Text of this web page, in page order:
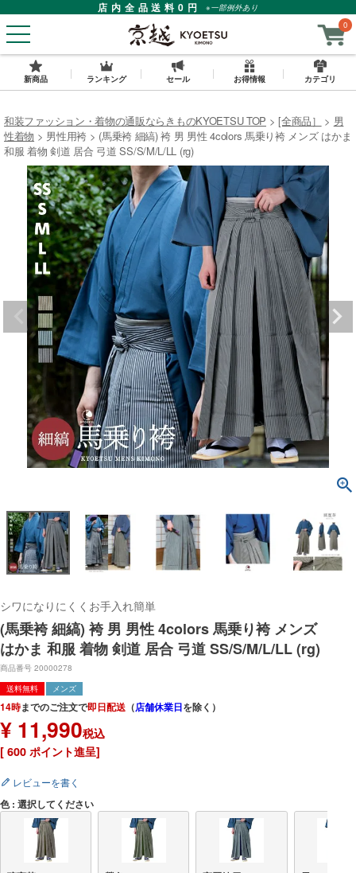
店内全品送料0円
※一部例外あり
0
新商品 ランキング セール お得情報 カテゴリ
和装ファッション・着物の通販ならきものKYOETSU TOP [全商品］
男
性着物
男性用袴
(馬乗袴 細縞) 袴 男 男性 4colors 馬乗り袴 メンズ はかま
和服 着物 剣道 居合 弓道 SS/S/M/L/LL (rg)
シワになりにくくお手入れ簡単
(馬乗袴 細縞) 袴 男 男性 4colors 馬乗り袴 メンズ
はかま 和服 着物 剣道 居合 弓道 SS/S/M/L/LL (rg)
商品番号 20000278
送料無料
メンズ
14時までのご注文で即日配送 （店舗休業日を除く）
¥ 11,990税込
[ 600 ポイント進呈]
レビューを書く
色 選択してください